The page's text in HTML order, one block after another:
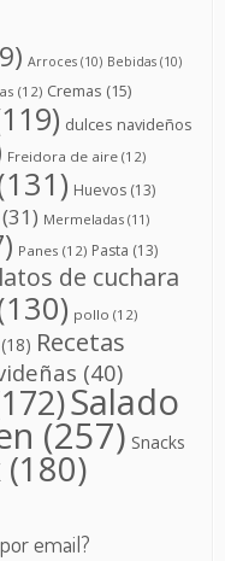
Arroces (10) Bebidas (10)
(12) Cremas (15)
dulces navideños
Freidora de aire (12)
Huevos (13)
(31) Mermeladas (11)
Panes (12) Pasta (13)
de cuchara
pollo (12)
(18) Recetas
(40)
Salado
(257) Snacks
(180)
email?